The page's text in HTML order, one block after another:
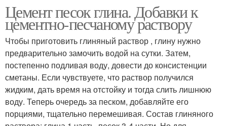
Цемент песок глина. Добавки к
цементно-песчаному раствору
Чтобы приготовить глиняный раствор , глину нужно
предварительно замочить водой на сутки. Затем,
постепенно подливая воду, довести до консистенции
сметаны. Если чувствуете, что раствор получился
жидким, дать время на отстойку и тогда слить лишнюю
воду. Теперь очередь за песком, добавляйте его
порциями, тщательно перемешивая. Состав глиняного